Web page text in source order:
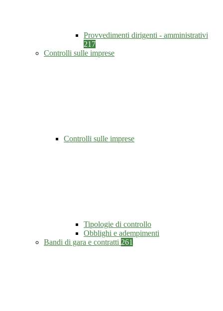
Provvedimenti dirigenti - amministrativi
217
Controlli sulle imprese
Controlli sulle imprese
Tipologie di controllo
Obblighi e adempimenti
Bandi di gara e contratti 261